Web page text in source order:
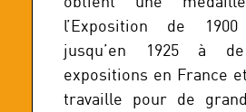
l’Exposition de
jusqu’en 1925 à de
expositions en France
travaille pour de